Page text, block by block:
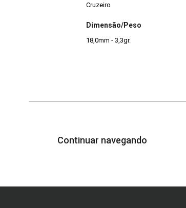
Cruzeiro
Dimensão/Peso
18,0mm - 3,3gr.
Continuar navegando